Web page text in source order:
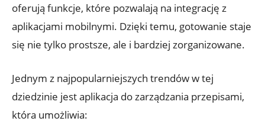
oferują funkcje, które pozwalają na integrację z
aplikacjami mobilnymi. Dzięki temu, gotowanie staje
się nie tylko prostsze, ale i bardziej zorganizowane.
Jednym z najpopularniejszych trendów w tej
dziedzinie jest aplikacja do zarządzania przepisami,
która umożliwia: